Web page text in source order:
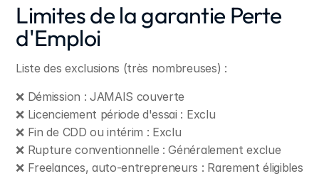
Limites de la garantie Perte
d'Emploi
Liste des exclusions (très nombreuses) :
❌ Démission : JAMAIS couverte
❌ Licenciement période d'essai : Exclu
❌ Fin de CDD ou intérim : Exclu
❌ Rupture conventionnelle : Généralement exclue
❌ Freelances, auto-entrepreneurs : Rarement éligibles